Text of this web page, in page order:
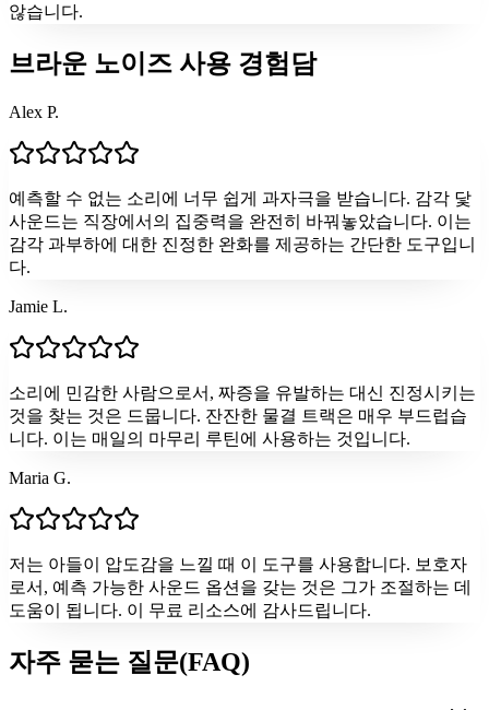
않습니다.
브라운 노이즈 사용 경험담
Alex P.
예측할 수 없는 소리에 너무 쉽게 과자극을 받습니다. 감각 닻
사운드는 직장에서의 집중력을 완전히 바꿔놓았습니다. 이는
감각 과부하에 대한 진정한 완화를 제공하는 간단한 도구입니
다.
Jamie L.
소리에 민감한 사람으로서, 짜증을 유발하는 대신 진정시키는
것을 찾는 것은 드뭅니다. 잔잔한 물결 트랙은 매우 부드럽습
니다. 이는 매일의 마무리 루틴에 사용하는 것입니다.
Maria G.
저는 아들이 압도감을 느낄 때 이 도구를 사용합니다. 보호자
로서, 예측 가능한 사운드 옵션을 갖는 것은 그가 조절하는 데
도움이 됩니다. 이 무료 리소스에 감사드립니다.
자주 묻는 질문(FAQ)